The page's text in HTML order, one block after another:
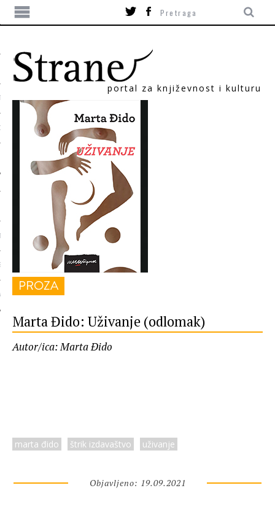
portal za književnost i kulturu
PROZA
Marta Đido: Uživanje (odlomak)
Autor/ica: Marta Đido
marta đido štrik izdavaštvo uživanje
Objavljeno: 19.09.2021